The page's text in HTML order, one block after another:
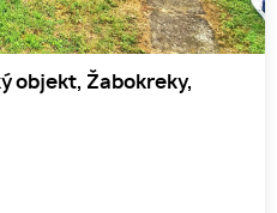
objekt, Žabokreky,